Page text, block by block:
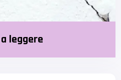
leggere